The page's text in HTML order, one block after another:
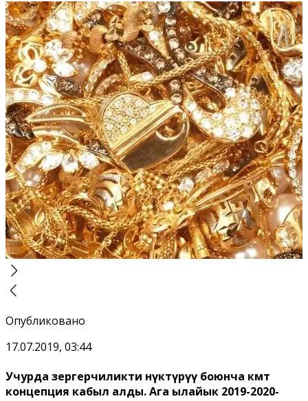
Опубликовано
17.07.2019, 03:44
Учурда зергерчиликти өнүктүрүү боюнча өкмөт
концепция кабыл алды. Ага ылайык 2019-2020-